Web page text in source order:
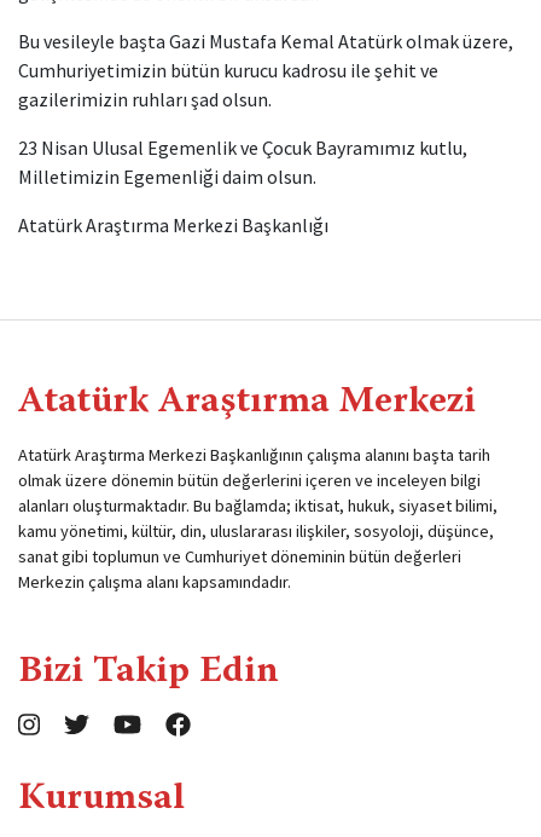
Bu vesileyle başta Gazi Mustafa Kemal Atatürk olmak üzere,
Cumhuriyetimizin bütün kurucu kadrosu ile şehit ve
gazilerimizin ruhları şad olsun.
23 Nisan Ulusal Egemenlik ve Çocuk Bayramımız kutlu,
Milletimizin Egemenliği daim olsun.
Atatürk Araştırma Merkezi Başkanlığı
Atatürk Araştırma Merkezi
Atatürk Araştırma Merkezi Başkanlığının çalışma alanını başta tarih
olmak üzere dönemin bütün değerlerini içeren ve inceleyen bilgi
alanları oluşturmaktadır. Bu bağlamda; iktisat, hukuk, siyaset bilimi,
kamu yönetimi, kültür, din, uluslararası ilişkiler, sosyoloji, düşünce,
sanat gibi toplumun ve Cumhuriyet döneminin bütün değerleri
Merkezin çalışma alanı kapsamındadır.
Bizi Takip Edin
Kurumsal